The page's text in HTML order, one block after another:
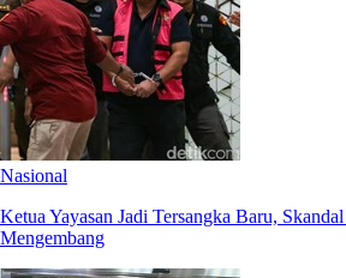
Nasional
Ketua Yayasan Jadi Tersangka Baru,
Mengembang